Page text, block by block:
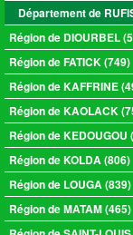
Département de
Région de DIOURBEL
Région de FATICK (749)
Région de KAFFRINE
Région de KAOLACK
Région de KEDOUGOU
Région de KOLDA (806)
Région de LOUGA (839)
Région de MATAM (465)